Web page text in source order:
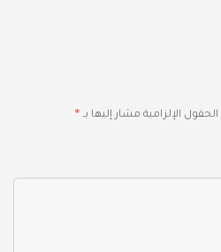
الحقول الإلزامية مشار إليها بـ *